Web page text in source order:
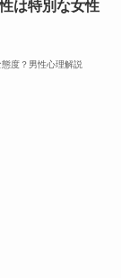
は特別な女性
度？男性心理解説